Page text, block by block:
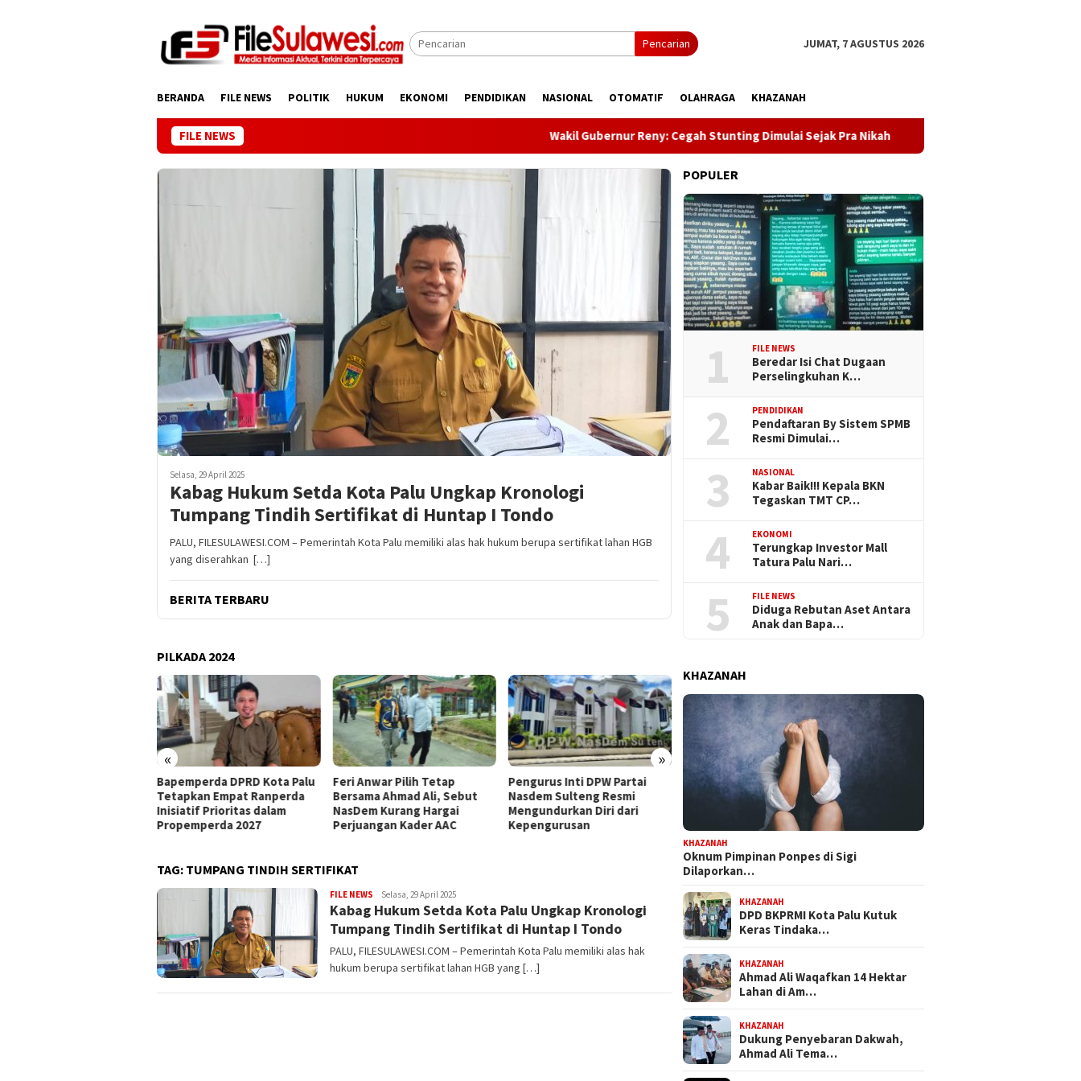
Pencarian JUMAT, 7 AGUSTUS 2026
BERANDA FILE NEWS POLITIK HUKUM EKONOMI PENDIDIKAN NASIONAL OTOMATIF OLAHRAGA KHAZANAH
FILE NEWS Wakil Gubernur Reny: Cegah Stunting Dimulai Sejak Pra Nikah
Selasa, 29 April 2025
Kabag Hukum Setda Kota Palu Ungkap Kronologi
Tumpang Tindih Sertifikat di Huntap I Tondo
PALU, FILESULAWESI.COM – Pemerintah Kota Palu memiliki alas hak hukum berupa sertifikat lahan HGB
yang diserahkan […]
BERITA TERBARU
PILKADA 2024
« »
Bapemperda DPRD Kota Palu
Tetapkan Empat Ranperda
Inisiatif Prioritas dalam
Propemperda 2027
Feri Anwar Pilih Tetap
Bersama Ahmad Ali, Sebut
NasDem Kurang Hargai
Perjuangan Kader AAC
Pengurus Inti DPW Partai
Nasdem Sulteng Resmi
Mengundurkan Diri dari
Kepengurusan
Komisi III DPRD Sulteng
Turun ke PT CPM, Isu
Pencemaran hingga
Kontribusi PAD Jadi Sorotan
Dapat Mandat PKB, H Nanang
Persiapkan Diri Hadapi
Pilwalkot Palu 2029
TAG: TUMPANG TINDIH SERTIFIKAT
FILE NEWS FILESULAWESI
Selasa, 29 April 2025
Kabag Hukum Setda Kota Palu Ungkap Kronologi
Tumpang Tindih Sertifikat di Huntap I Tondo
PALU, FILESULAWESI.COM – Pemerintah Kota Palu memiliki alas hak
hukum berupa sertifikat lahan HGB yang […]
POPULER
1 FILE NEWS
Beredar Isi Chat Dugaan
Perselingkuhan K…
2 PENDIDIKAN
Pendaftaran By Sistem SPMB
Resmi Dimulai…
3 NASIONAL
Kabar Baik!!! Kepala BKN
Tegaskan TMT CP…
4 EKONOMI
Terungkap Investor Mall
Tatura Palu Nari…
5 FILE NEWS
Diduga Rebutan Aset Antara
Anak dan Bapa…
KHAZANAH
KHAZANAH
Oknum Pimpinan Ponpes di Sigi
Dilaporkan…
KHAZANAH
DPD BKPRMI Kota Palu Kutuk
Keras Tindaka…
KHAZANAH
Ahmad Ali Waqafkan 14 Hektar
Lahan di Am…
KHAZANAH
Dukung Penyebaran Dakwah,
Ahmad Ali Tema…